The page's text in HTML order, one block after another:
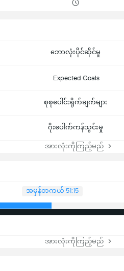
ဘောလုံးပိုင်ဆိုင်မှု
Expected Goals
စုစုပေါင်းရိုက်ချက်များ
ဂိုးပေါက်ကန်သွင်းမှု
အားလုံးကိုကြည့်မည်
အမှန်တကယ် 51:15
အားလုံးကိုကြည့်မည်